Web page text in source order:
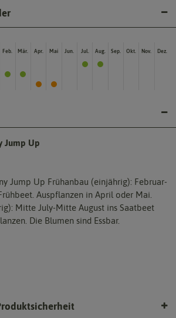
Feb. Mär. Apr. Mai Jun. Jul. Aug. Sep. Okt. Nov. Dez.
Jump Up
Jump Up Frühanbau (einjährig): Februar-
Auspflanzen in April oder Mai.
Mitte July-Mitte August ins Saatbeet
Die Blumen sind Essbar.